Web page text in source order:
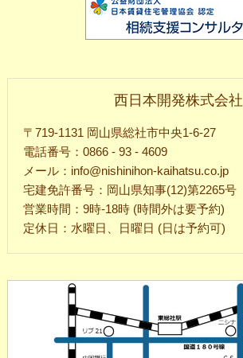
西日本開発株式会社
〒719-1131 岡山県総社市中央1-6-27
電話番号：0866 - 93 - 4609
メール：info@nishinihon-kaihatsu.co.jp
宅建免許番号：岡山県知事(12)第2265号
営業時間：9時-18時 (時間外は要予約)
定休日：水曜日、日曜日 (日は予約可)